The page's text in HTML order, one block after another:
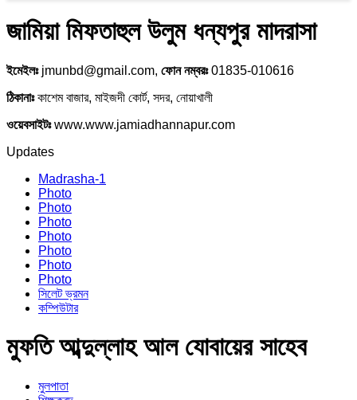
জামিয়া মিফতাহুল উলুম ধন্যপুর মাদরাসা
ইমেইলঃjmunbd@gmail.com, ফোন নম্বরঃ01835-010616
ঠিকানাঃকাশেম বাজার, মাইজদী কোর্ট, সদর, নোয়াখালী
ওয়েবসাইটঃwww.www.jamiadhannapur.com
Updates
Madrasha-1
Photo
Photo
Photo
Photo
Photo
Photo
Photo
সিলেট ভ্রমন
কম্পিউটার
মুফতি আব্দুল্লাহ আল যোবায়ের সাহেব
মুলপাতা